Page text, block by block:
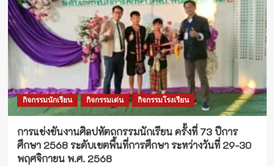
กิจกรรมนักเรียน กิจกรรมเด่น กิจกรรมโรงเรียน
การแข่งขันงานศิลปหัตถกรรมนักเรียน ครั้งที่ 73 ปีการ
ศึกษา 2568 ระดับเขตพื้นที่การศึกษา ระหว่างวันที่ 29-30
พฤศจิกายน พ.ศ. 2568